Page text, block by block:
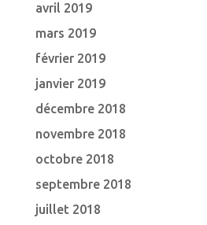
avril 2019
mars 2019
février 2019
janvier 2019
décembre 2018
novembre 2018
octobre 2018
septembre 2018
juillet 2018